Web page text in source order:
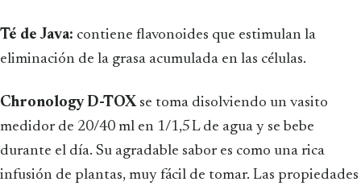
Té de Java: contiene flavonoides que estimulan la
eliminación de la grasa acumulada en las células.
Chronology D-TOXse toma disolviendo un vasito
medidor de 20/40 ml en 1/1,5 L de agua y se bebe
durante el día. Su agradable sabor es como una rica
infusión de plantas, muy fácil de tomar. Las propiedades